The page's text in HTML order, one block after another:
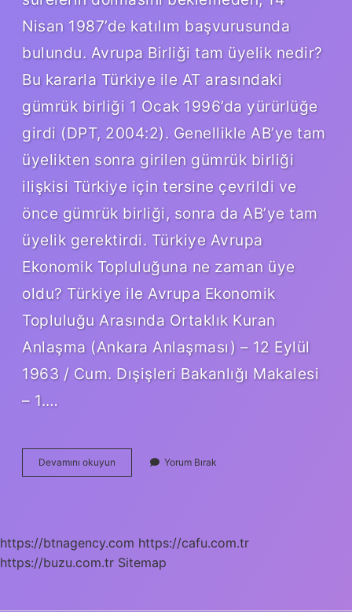
Nisan 1987’de katılım başvurusunda
bulundu. Avrupa Birliği tam üyelik nedir?
Bu kararla Türkiye ile AT arasındaki
gümrük birliği 1 Ocak 1996’da yürürlüğe
girdi (DPT, 2004:2). Genellikle AB’ye tam
üyelikten sonra girilen gümrük birliği
ilişkisi Türkiye için tersine çevrildi ve
önce gümrük birliği, sonra da AB’ye tam
üyelik gerektirdi. Türkiye Avrupa
Ekonomik Topluluğuna ne zaman üye
oldu? Türkiye ile Avrupa Ekonomik
Topluluğu Arasında Ortaklık Kuran
Anlaşma (Ankara Anlaşması) – 12 Eylül
1963 / Cum. Dışişleri Bakanlığı Makalesi
– 1.…
Devamını okuyun
Abye
Zaman
Yaptı
Yorum Bırak
https://btnagency.com https://cafu.com.tr
https://buzu.com.tr Sitemap